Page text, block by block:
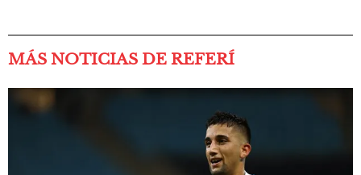
MÁS NOTICIAS DE REFERÍ